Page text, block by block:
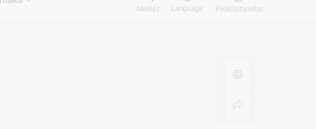
Meklēt Language Piekļūstamība